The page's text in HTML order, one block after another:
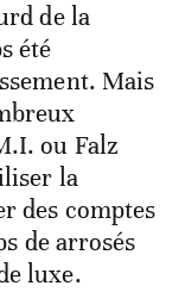
de la
été
Mais
ou Falz
la
des comptes
de arrosés
luxe.